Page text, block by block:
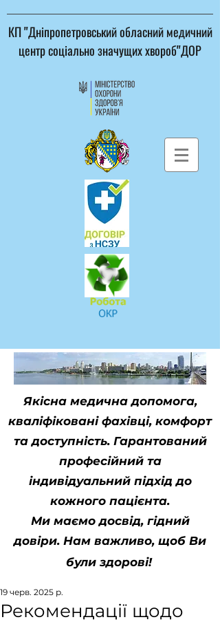
КП "Дніпропетровський обласний медичний
центр соціально значущих хвороб"ДОР
Якісна медична допомога,
кваліфіковані фахівці, комфорт
та доступність. Гарантований
професійний та
індивідуальний підхід до
кожного пацієнта.
Ми маємо досвід, гідний
довіри. Нам важливо, щоб Ви
були здорові!
Рекомендації щодо
19 черв. 2025 р.